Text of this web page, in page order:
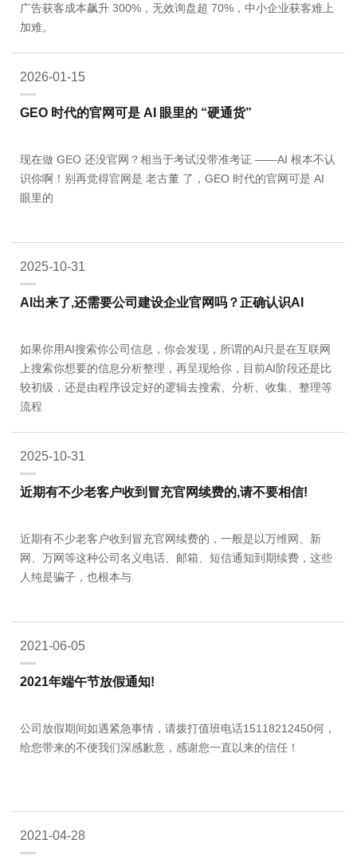
广告获客成本飙升 300%，无效询盘超 70%，中小企业获客难上
加难。
2026-01-15
GEO 时代的官网可是 AI 眼里的 “硬通货”
现在做 GEO 还没官网？相当于考试没带准考证 ——AI 根本不认
识你啊！别再觉得官网是 老古董 了，GEO 时代的官网可是 AI
眼里的
2025-10-31
AI出来了,还需要公司建设企业官网吗？正确认识AI
如果你用AI搜索你公司信息，你会发现，所谓的AI只是在互联网
上搜索你想要的信息分析整理，再呈现给你，目前AI阶段还是比
较初级，还是由程序设定好的逻辑去搜索、分析、收集、整理等
流程
2025-10-31
近期有不少老客户收到冒充官网续费的,请不要相信!
近期有不少老客户收到冒充官网续费的，一般是以万维网、新
网、万网等这种公司名义电话、邮箱、短信通知到期续费，这些
人纯是骗子，也根本与
2021-06-05
2021年端午节放假通知!
公司放假期间如遇紧急事情，请拨打值班电话15118212450何，
给您带来的不便我们深感歉意，感谢您一直以来的信任！
2021-04-28